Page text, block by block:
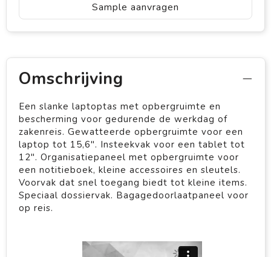
Sample aanvragen
Omschrijving
Een slanke laptoptas met opbergruimte en
bescherming voor gedurende de werkdag of
zakenreis. Gewatteerde opbergruimte voor een
laptop tot 15,6". Insteekvak voor een tablet tot
12". Organisatiepaneel met opbergruimte voor
een notitieboek, kleine accessoires en sleutels.
Voorvak dat snel toegang biedt tot kleine items.
Speciaal dossiervak. Bagagedoorlaatpaneel voor
op reis.